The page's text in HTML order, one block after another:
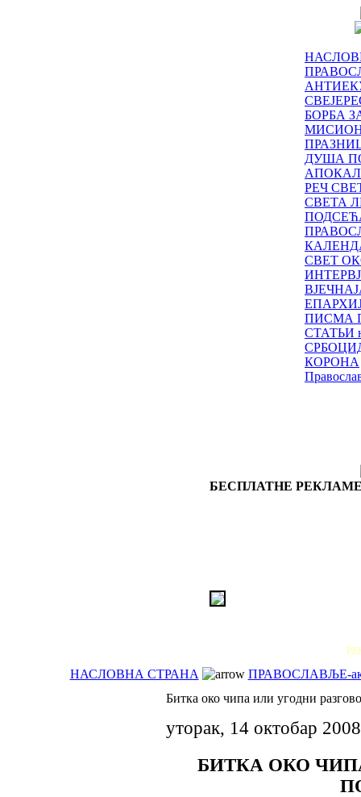
БОРБА
ДУША
РЕЧ
СВЕТА
СВЕТ
ПИСМА
СТАТЬИ
КОРОНА
БЕСПЛАТНЕ
НАСЛОВНА СТРАНА
ПРАВОСЛАВЉЕ-
Битка око чипа или угодни
уторак, 14 октобар 2008
БИТКА ОКО